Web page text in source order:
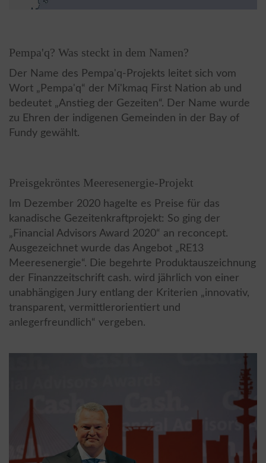
Pempa'q? Was steckt in dem Namen?
Der Name des Pempa'q-Projekts leitet sich vom
Wort „Pempa'q“ der Mi'kmaq First Nation ab und
bedeutet „Anstieg der Gezeiten“. Der Name wurde
zu Ehren der indigenen Gemeinden in der Bay of
Fundy gewählt.
Preisgekröntes Meeresenergie-Projekt
Im Dezember 2020 hagelte es Preise für das
kanadische Gezeitenkraftprojekt: So ging der
„Financial Advisors Award 2020“ an reconcept.
Ausgezeichnet wurde das Angebot „RE13
Meeresenergie“. Die begehrte Produktauszeichnung
der Finanzzeitschrift cash. wird jährlich von einer
unabhängigen Jury entlang der Kriterien „innovativ,
transparent, vermittlerorientiert und
anlegerfreundlich“ vergeben.